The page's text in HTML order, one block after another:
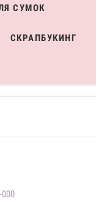
СУМОК
СКРАПБУКИНГ